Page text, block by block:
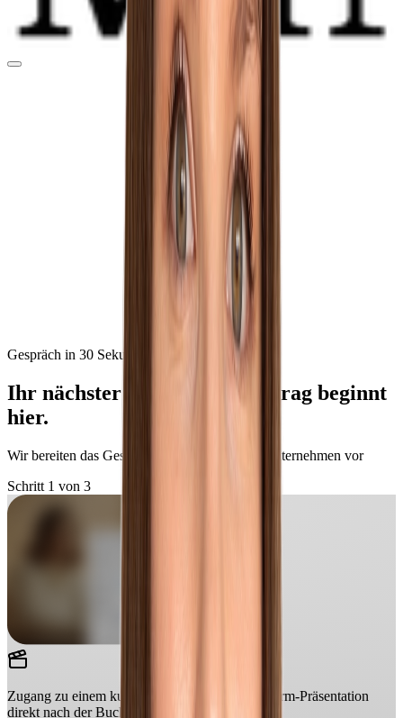
Gespräch in 30 Sekunden buchen
Ihr nächster öffentlicher Auftrag beginnt
hier.
Wir bereiten das Gespräch individuell für Ihr Unternehmen vor
Schritt 1 von 3
Zugang zu einem kurzen Video mit einer Plattform-Präsentation
direkt nach der Buchung.